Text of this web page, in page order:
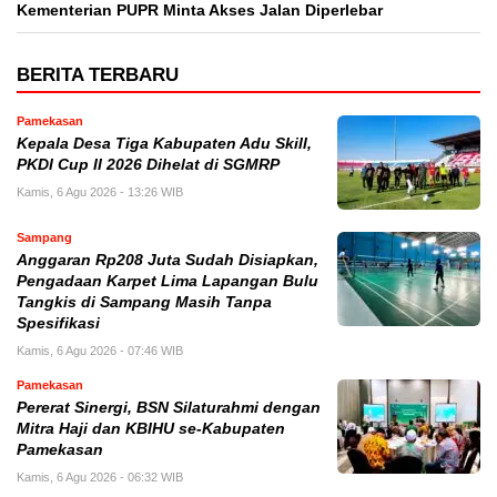
Kementerian PUPR Minta Akses Jalan Diperlebar
BERITA TERBARU
Pamekasan
Kepala Desa Tiga Kabupaten Adu Skill,
PKDI Cup II 2026 Dihelat di SGMRP
Kamis, 6 Agu 2026 - 13:26 WIB
Sampang
Anggaran Rp208 Juta Sudah Disiapkan,
Pengadaan Karpet Lima Lapangan Bulu
Tangkis di Sampang Masih Tanpa
Spesifikasi
Kamis, 6 Agu 2026 - 07:46 WIB
Pamekasan
Pererat Sinergi, BSN Silaturahmi dengan
Mitra Haji dan KBIHU se-Kabupaten
Pamekasan
Kamis, 6 Agu 2026 - 06:32 WIB